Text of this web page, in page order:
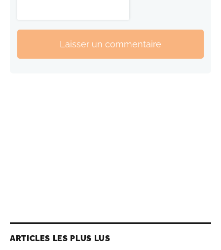
Laisser un commentaire
ARTICLES LES PLUS LUS